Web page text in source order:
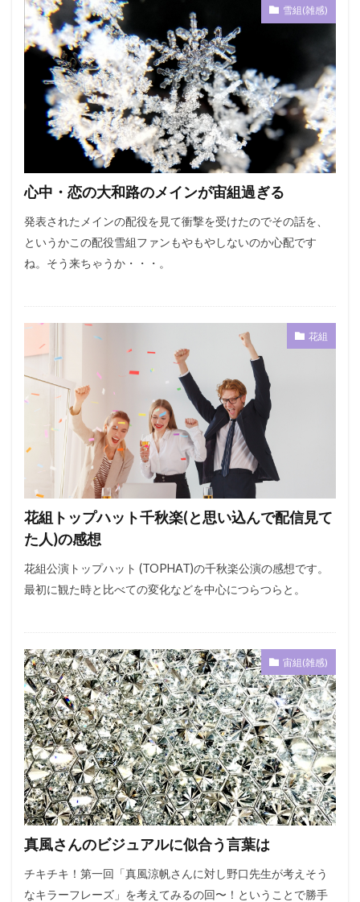
雪組(雑感)
心中・恋の大和路のメインが宙組過ぎる
発表されたメインの配役を見て衝撃を受けたのでその話を、
というかこの配役雪組ファンもやもやしないのか心配です
ね。そう来ちゃうか・・・。
花組
花組トップハット千秋楽(と思い込んで配信見て
た人)の感想
花組公演トップハット (TOPHAT)の千秋楽公演の感想です。
最初に観た時と比べての変化などを中心につらつらと。
宙組(雑感)
真風さんのビジュアルに似合う言葉は
チキチキ！第一回「真風涼帆さんに対し野口先生が考えそう
なキラーフレーズ」を考えてみるの回〜！ということで勝手